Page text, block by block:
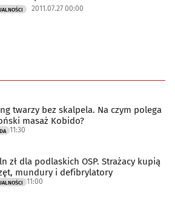
2011.07.27 00:00
twarzy bez skalpela. Na czym polega
masaż Kobido?
11:30
zł dla podlaskich OSP. Strażacy kupią
mundury i defibrylatory
11:00